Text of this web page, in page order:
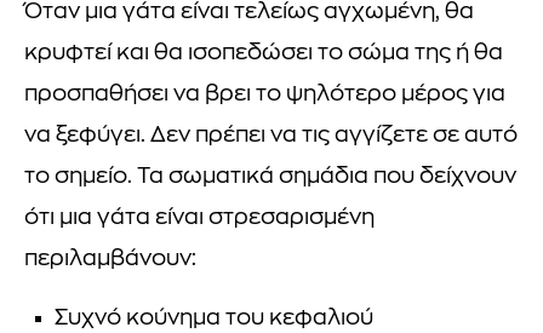
Όταν μια γάτα είναι τελείως αγχωμένη, θα
κρυφτεί και θα ισοπεδώσει το σώμα της ή θα
προσπαθήσει να βρει το ψηλότερο μέρος για
να ξεφύγει. Δεν πρέπει να τις αγγίζετε σε αυτό
το σημείο. Τα σωματικά σημάδια που δείχνουν
ότι μια γάτα είναι στρεσαρισμένη
περιλαμβάνουν:
Συχνό κούνημα του κεφαλιού